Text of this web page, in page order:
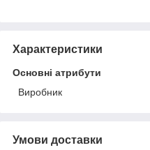
Характеристики
Основні атрибути
Виробник
Умови доставки